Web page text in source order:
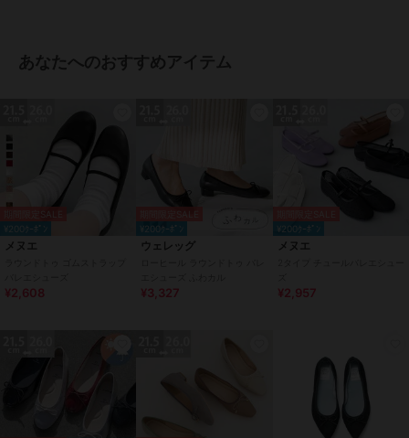
選ぶサイズ：22.0
▼普段サイズ：22.5cm D
選ぶサイズ：22.5
ゆるい ☆☆★☆☆ きつい
22.5はつま先上側がやや当たるが、アッパーが柔らかいので問題なく
履ける。23.0は歩くと踵が脱げそうになる。
ゆるい ☆☆★☆☆ きつい
い。また、馴染むと窮屈さはなくなりそう。23.0は全体的にややきつ
め。クッションがやわらかいので馴染むと履けないこともなさそう。
▼普段サイズ：23.5cm 2E
あなたへのおすすめアイテム
期間限定SALE
¥200ｸｰﾎﾟﾝ
メヌエ
¥2,608
¥200ｸｰﾎﾟﾝ
ウェレッグ
¥3,327
¥200ｸｰﾎﾟﾝ
メヌエ
¥2,957